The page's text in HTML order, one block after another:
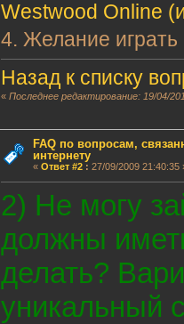
Westwood Online
4. Желание играть
Назад к списку
«Последнее редактирование: 19/04/
FAQ по вопросам,
интернету
« Ответ #2: 27/09/2009 21:40:35
2) Не могу
должны
делать?
уникальный